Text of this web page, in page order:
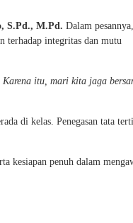
S.Pd., M.Pd. Dalam
terhadap integritas dan mutu
Karena itu, mari kita jaga
di kelas. Penegasan tata
kesiapan penuh dalam